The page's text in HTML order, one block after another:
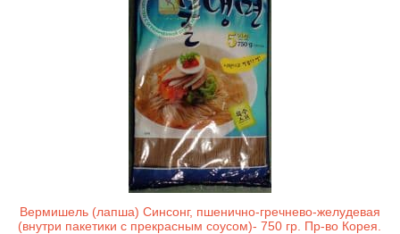
Вермишель (лапша) Синсонг, пшенично-гречнево-желудевая
(внутри пакетики с прекрасным соусом)- 750 гр. Пр-во Корея.